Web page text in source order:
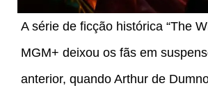
A série de ficção histórica “The
MGM+ deixou os fãs em
anterior, quando Arthur de